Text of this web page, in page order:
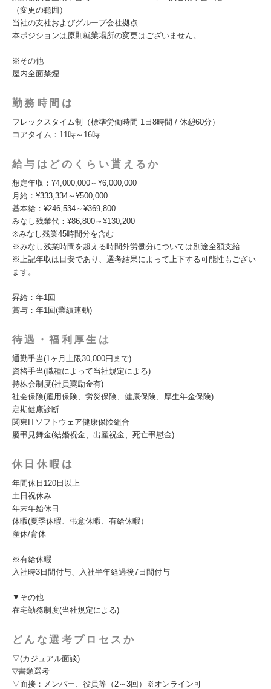
（変更の範囲）
当社の支社およびグループ会社拠点
本ポジションは原則就業場所の変更はございません。
※その他
屋内全面禁煙
勤務時間は
フレックスタイム制（標準労働時間 1日8時間 / 休憩60分）
コアタイム：11時～16時
給与はどのくらい貰えるか
想定年収：¥4,000,000～¥6,000,000
月給：¥333,334～¥500,000
基本給：¥246,534～¥369,800
みなし残業代：¥86,800～¥130,200
※みなし残業45時間分を含む
※みなし残業時間を超える時間外労働分については別途全額支給
※上記年収は目安であり、選考結果によって上下する可能性もござい
ます。
昇給：年1回
賞与：年1回(業績連動)
待遇・福利厚生は
通勤手当(1ヶ月上限30,000円まで)
資格手当(職種によって当社規定による)
持株会制度(社員奨励金有)
社会保険(雇用保険、労災保険、健康保険、厚生年金保険)
定期健康診断
関東ITソフトウェア健康保険組合
慶弔見舞金(結婚祝金、出産祝金、死亡弔慰金)
休日休暇は
年間休日120日以上
土日祝休み
年末年始休日
休暇(夏季休暇、弔意休暇、有給休暇）
産休/育休
※有給休暇
入社時3日間付与、入社半年経過後7日間付与
▼その他
在宅勤務制度(当社規定による)
どんな選考プロセスか
▽(カジュアル面談)
▽書類選考
▽面接：メンバー、役員等（2～3回）※オンライン可